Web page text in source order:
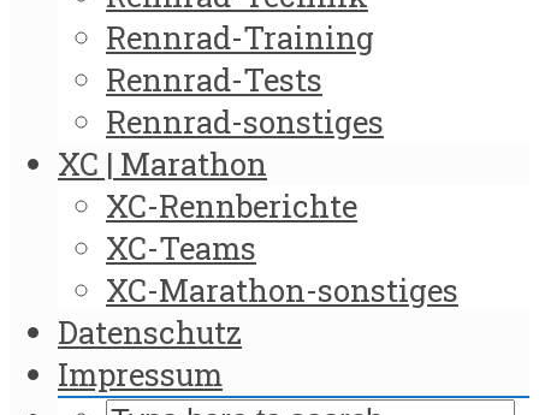
Rennrad-Training
Rennrad-Tests
Rennrad-sonstiges
XC | Marathon
XC-Rennberichte
XC-Teams
XC-Marathon-sonstiges
Datenschutz
Impressum